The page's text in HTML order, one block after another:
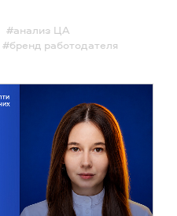
#анализ ЦА
#бренд работодателя